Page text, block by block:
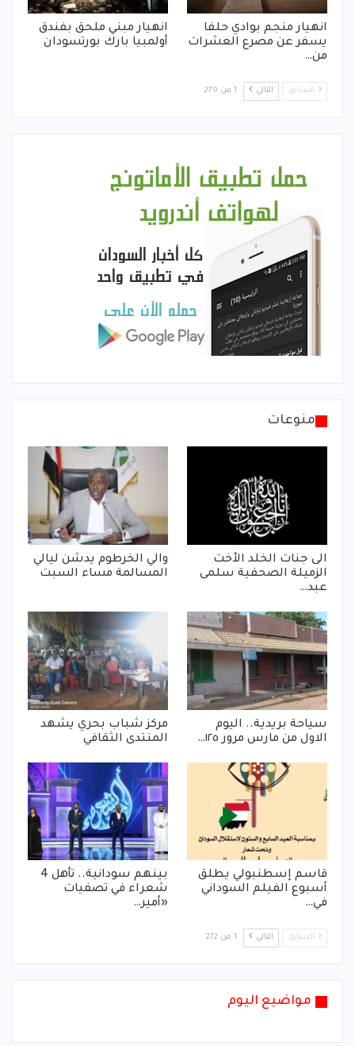
انهيار منجم بوادي حلفا
يسفر عن مصرع العشرات
من…
انهيار مبني ملحق بفندق
أولمبيا بارك بورتسودان
السابق التالي 1 من 279
منوعات
الى جنات الخلد الأخت
الزميلة الصحفية سلمى
عبد…
والي الخرطوم يدشن ليالي
المسالمة مساء السبت
سياحة بريدية.. اليوم
الاول من مارس مرور ١٢٥…
مركز شباب بحري يشهد
المنتدى الثقافي
قاسم إسطنبولي يطلق
أسبوع الفيلم السوداني
في…
بينهم سودانية.. تأهل 4
شعراء في تصفيات
«أمير…
السابق التالي 1 من 272
مواضيع اليوم